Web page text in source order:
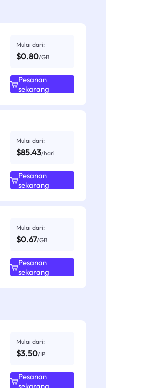
Mulai dari:
$0.80/GB
Pesanan
sekarang
Mulai dari:
$85.43/hari
Pesanan
sekarang
Mulai dari:
$0.67/GB
Pesanan
sekarang
Mulai dari:
$3.50/IP
Pesanan